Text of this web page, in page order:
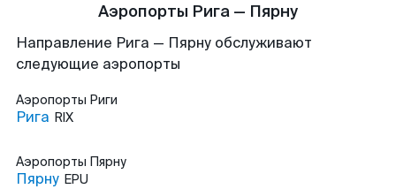
Аэропорты Рига — Пярну
Направление Рига — Пярну обслуживают
следующие аэропорты
Аэропорты Риги
Рига RIX
Аэропорты Пярну
Пярну EPU